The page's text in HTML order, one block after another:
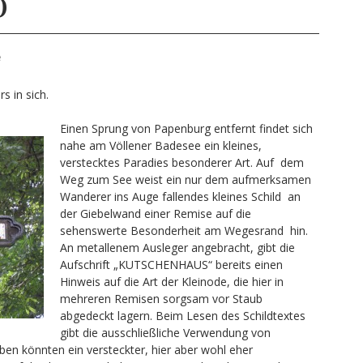
in sich.
Einen Sprung von Papenburg entfernt findet sich
nahe am Völlener Badesee ein kleines,
verstecktes Paradies besonderer Art. Auf dem
Weg zum See weist ein nur dem aufmerksamen
Wanderer ins Auge fallendes kleines Schild an
der Giebelwand einer Remise auf die
sehenswerte Besonderheit am Wegesrand hin.
An metallenem Ausleger angebracht, gibt die
Aufschrift „KUTSCHENHAUS“ bereits einen
Hinweis auf die Art der Kleinode, die hier in
mehreren Remisen sorgsam vor Staub
abgedeckt lagern. Beim Lesen des Schildtextes
gibt die ausschließliche Verwendung von
könnten ein versteckter, hier aber wohl eher